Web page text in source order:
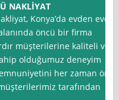
NAKLİYAT
Konya’da evden eve
öncü bir firma
müşterilerine kaliteli ve
olduğumuz deneyim
her zaman ön
tarafından